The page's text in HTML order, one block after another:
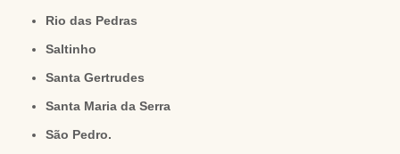
Rio das Pedras
Saltinho
Santa Gertrudes
Santa Maria da Serra
São Pedro.